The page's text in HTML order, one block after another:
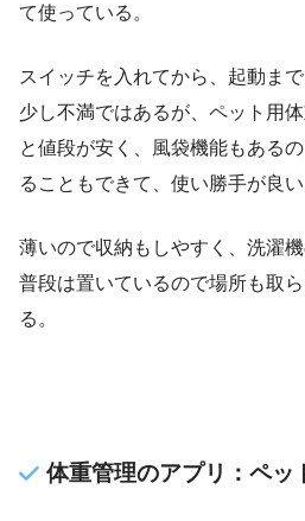
て使っている。
スイッチを入れてから、起動ま
少し不満ではあるが、ペット用
と値段が安く、風袋機能もある
ることもできて、使い勝手が良い
薄いので収納もしやすく、洗濯
普段は置いているので場所も取
る。
体重管理のアプリ：ペッ